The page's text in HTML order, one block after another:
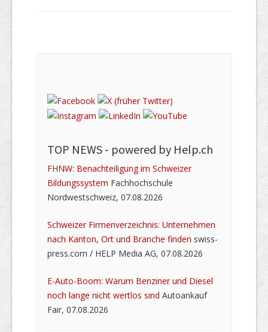
TOP NEWS - powered by Help.ch
FHNW: Benachteiligung im Schweizer
Bildungssystem Fachhochschule
Nordwestschweiz, 07.08.2026
Schweizer Firmenverzeichnis: Unternehmen
nach Kanton, Ort und Branche finden swiss-
press.com / HELP Media AG, 07.08.2026
E-Auto-Boom: Warum Benziner und Diesel
noch lange nicht wertlos sind Autoankauf
Fair, 07.08.2026